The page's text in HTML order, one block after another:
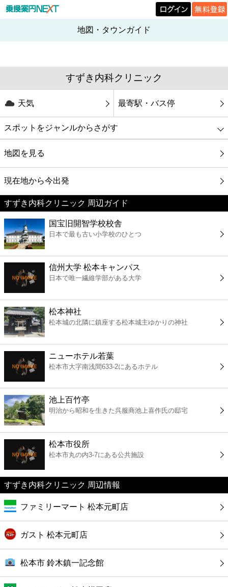
地図・タウンガイド
すずき内科クリニック
天気 最寄駅・バス停
スポットをジャンルからさがす
グルメ
映画
美容
コンビニ
薬局
スーパー
エンタメ
レジャー
書店
ファミレス
ファーストフード
カフェ
ショッピング
銀行
公共
地図を見る
現在地から今出発
すずき内科クリニック 周辺ガイド
国宝旧開智学校校舎
日本で最も古い小学校のひとつ
信州大学 松本キャンパス
日本で唯一繊維学部がある大学
松本神社
松本城の北隣に鎮座する松本城主ゆかりの神社
ニューホテル若葉
松本市大字南浅間633-2にあるホテル
池上百竹亭
明治から昭和を生きた呉服商池上喜作氏の邸宅
松本市役所
松本市丸の内3-7にある公共施設
すずき内科クリニック 周辺情報
ファミリーマート 松本元町店
ガスト 松本元町店
松本市 鈴木鎮一記念館